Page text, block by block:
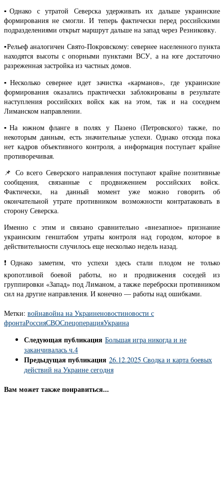
▪️Однако с утратой Северска удерживать их дальше украинские
формирования не смогли. И теперь фактически перед российскими
подразделениями открыт маршрут дальше на запад через Резниковку.
▪️Рельеф аналогичен Свято-Покровскому: севернее населенного пункта
находятся высоты с опорными пунктами ВСУ, а на юге достаточно
разреженная застройка из частных домов.
▪️Несколько севернее идет зачистка «карманов», где украинские
формирования оказались практически заблокированы в результате
наступления российских войск как на этом, так и на соседнем
Лиманском направлении.
▪️На южном фланге в полях у Пазено (Петровского) также, по
некоторым данным, есть значительные успехи. Однако отсюда пока
нет кадров объективного контроля, а информация поступает крайне
противоречивая.
📌 Со всего Северского направления поступают крайне позитивные
сообщения, связанные с продвижением российских войск.
Фактически, на данный момент уже можно говорить об
окончательной утрате противником возможности контратаковать в
сторону Северска.
Именно с этим и связано сравнительно «внезапное» признание
украинским генштабом утраты контроля над городом, которое в
действительности случилось еще несколько недель назад.
❗️Однако заметим, что успехи здесь стали плодом не только
кропотливой боевой работы, но и продвижения соседей из
группировки «Запад» под Лиманом, а также переброски противником
сил на другие направления. И конечно — работы над ошибками.
Метки: войнавойна на Украиненовостиновости с
фронтаРоссияСВОСпецоперацияУкраина
Следующая публикация Большая игра никогда и не
заканчивалась ч.4
Предыдущая публикация 26.12.2025 Сводка и карта боевых
действий на Украине сегодня
Вам может также понравиться...